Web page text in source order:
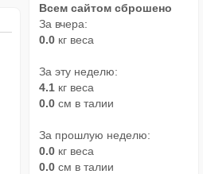
Всем сайтом сброшено
За вчера:
0.0 кг веса
За эту неделю:
4.1 кг веса
0.0 см в талии
За прошлую неделю:
0.0 кг веса
0.0 см в талии